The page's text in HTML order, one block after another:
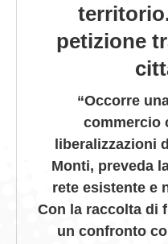
petizione
“Occorre
commercio
liberalizzazioni
Monti, preveda
rete esistente e
Con la raccolta di
un confronto